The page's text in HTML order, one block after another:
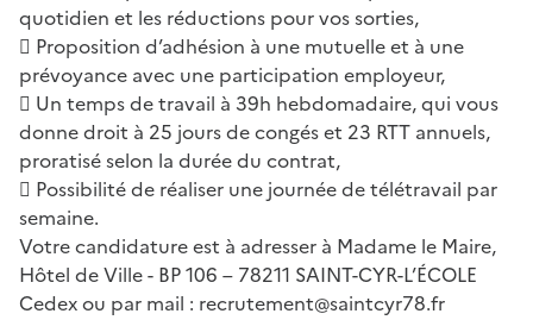
quotidien et les réductions pour vos sorties,
 Proposition d’adhésion à une mutuelle et à une
prévoyance avec une participation employeur,
 Un temps de travail à 39h hebdomadaire, qui vous
donne droit à 25 jours de congés et 23 RTT annuels,
proratisé selon la durée du contrat,
 Possibilité de réaliser une journée de télétravail par
semaine.
Votre candidature est à adresser à Madame le Maire,
Hôtel de Ville - BP 106 – 78211 SAINT-CYR-L’ÉCOLE
Cedex ou par mail : recrutement@saintcyr78.fr